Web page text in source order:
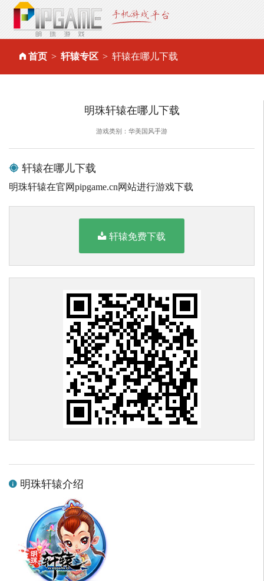
首页 轩辕专区 轩辕在哪儿下载
明珠轩辕在哪儿下载
游戏类别：华美国风手游
轩辕在哪儿下载
明珠轩辕在官网pipgame.cn网站进行游戏下载
轩辕免费下载
明珠轩辕介绍